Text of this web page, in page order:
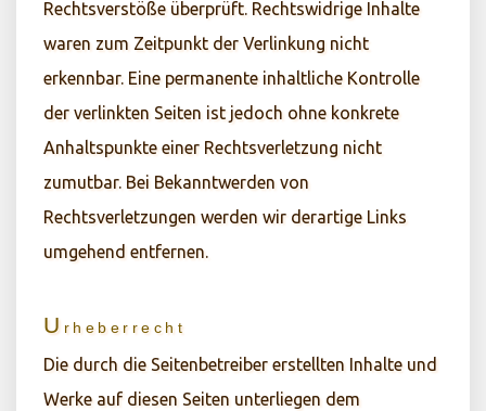
Rechtsverstöße überprüft. Rechtswidrige Inhalte
waren zum Zeitpunkt der Verlinkung nicht
erkennbar. Eine permanente inhaltliche Kontrolle
der verlinkten Seiten ist jedoch ohne konkrete
Anhaltspunkte einer Rechtsverletzung nicht
zumutbar. Bei Bekanntwerden von
Rechtsverletzungen werden wir derartige Links
umgehend entfernen.
U rheberrecht
Die durch die Seitenbetreiber erstellten Inhalte und
Werke auf diesen Seiten unterliegen dem